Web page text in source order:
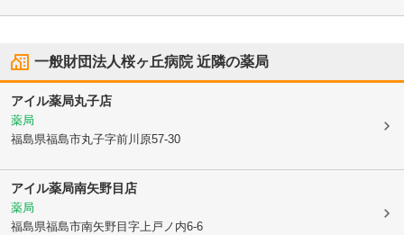
一般財団法人桜ヶ丘病院近隣の薬局
アイル薬局丸子店
薬局
福島県福島市丸子字前川原57-30
アイル薬局南矢野目店
薬局
福島県福島市南矢野目字上戸ノ内6-6